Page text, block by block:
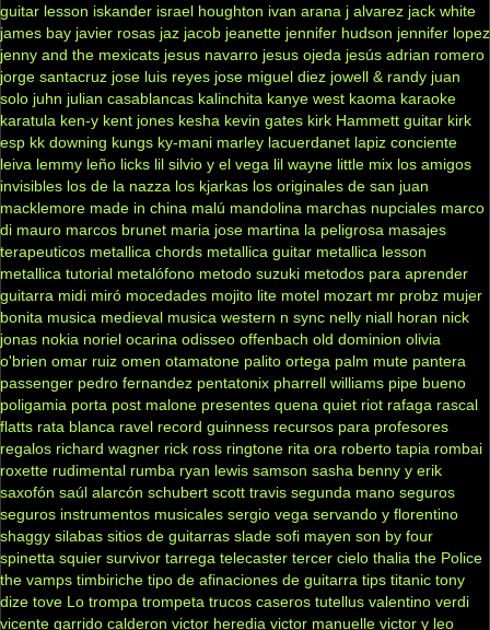
guitar lesson iskander israel houghton ivan arana j alvarez jack white
james bay javier rosas jaz jacob jeanette jennifer hudson jennifer lopez
jenny and the mexicats jesus navarro jesus ojeda jesús adrian romero
jorge santacruz jose luis reyes jose miguel diez jowell & randy juan
solo juhn julian casablancas kalinchita kanye west kaoma karaoke
karatula ken-y kent jones kesha kevin gates kirk Hammett guitar kirk
esp kk downing kungs ky-mani marley lacuerdanet lapiz conciente
leiva lemmy leño licks lil silvio y el vega lil wayne little mix los amigos
invisibles los de la nazza los kjarkas los originales de san juan
macklemore made in china malú mandolina marchas nupciales marco
di mauro marcos brunet maria jose martina la peligrosa masajes
terapeuticos metallica chords metallica guitar metallica lesson
metallica tutorial metalófono metodo suzuki metodos para aprender
guitarra midi miró mocedades mojito lite motel mozart mr probz mujer
bonita musica medieval musica western n sync nelly niall horan nick
jonas nokia noriel ocarina odisseo offenbach old dominion olivia
o'brien omar ruiz omen otamatone palito ortega palm mute pantera
passenger pedro fernandez pentatonix pharrell williams pipe bueno
poligamia porta post malone presentes quena quiet riot rafaga rascal
flatts rata blanca ravel record guinness recursos para profesores
regalos richard wagner rick ross ringtone rita ora roberto tapia rombai
roxette rudimental rumba ryan lewis samson sasha benny y erik
saxofón saúl alarcón schubert scott travis segunda mano seguros
seguros instrumentos musicales sergio vega servando y florentino
shaggy silabas sitios de guitarras slade sofi mayen son by four
spinetta squier survivor tarrega telecaster tercer cielo thalia the Police
the vamps timbiriche tipo de afinaciones de guitarra tips titanic tony
dize tove Lo trompa trompeta trucos caseros tutellus valentino verdi
vicente garrido calderon victor heredia victor manuelle victor y leo